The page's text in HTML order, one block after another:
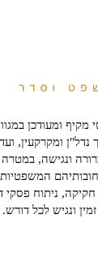
ומעודכן
נדל"ן ומקרקעין,
ונגישה, במטרה
חקיקה, ניתוח פסקי
ונגיש לכל דורש.